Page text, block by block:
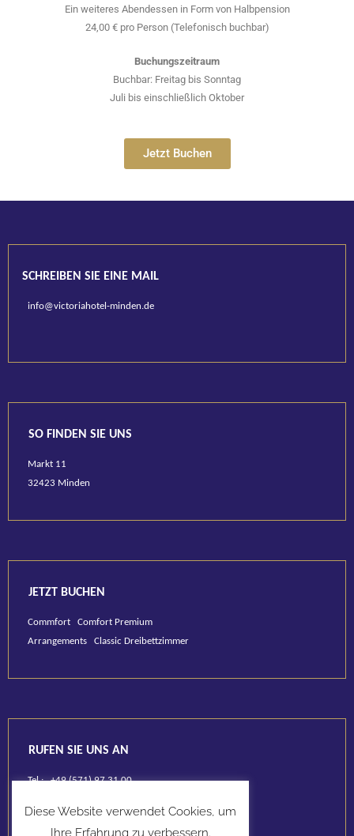
Ein weiteres Abendessen in Form von Halbpension
24,00 € pro Person (Telefonisch buchbar)
Buchungszeitraum
Buchbar: Freitag bis Sonntag
Juli bis einschließlich Oktober
Jetzt Buchen
SCHREIBEN SIE EINE MAIL
info@victoriahotel-minden.de
SO FINDEN SIE UNS
Markt 11
32423 Minden
JETZT BUCHEN
Commfort
Comfort Premium
Arrangements
Classic Dreibettzimmer
RUFEN SIE UNS AN
Tel.: +49 (571) 97 31 00
Diese Website verwendet Cookies, um
Ihre Erfahrung zu verbessern.